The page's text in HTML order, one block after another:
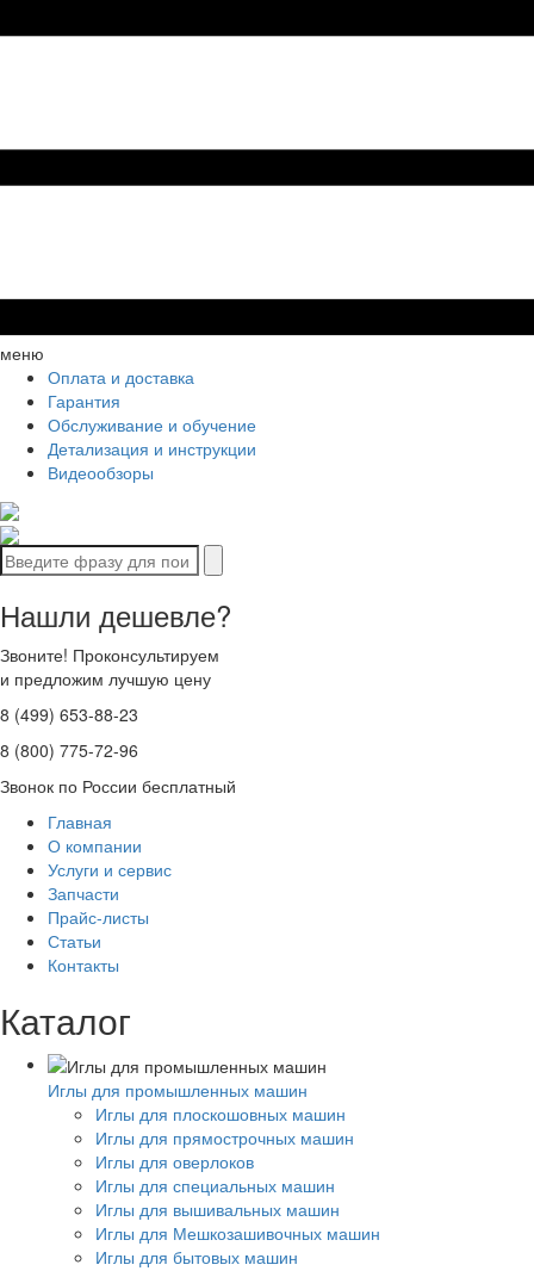
меню
Оплата и доставка
Гарантия
Обслуживание и обучение
Детализация и инструкции
Видеообзоры
Нашли дешевле?
Звоните! Проконсультируем
и предложим лучшую цену
8 (499) 653-88-23
8 (800) 775-72-96
Звонок по России бесплатный
Главная
О компании
Услуги и сервис
Запчасти
Прайс-листы
Статьи
Контакты
Каталог
Иглы для промышленных машин
Иглы для плоскошовных машин
Иглы для прямострочных машин
Иглы для оверлоков
Иглы для специальных машин
Иглы для вышивальных машин
Иглы для Мешкозашивочных машин
Иглы для бытовых машин